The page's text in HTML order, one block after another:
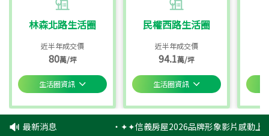
林森北路生活圈
近半年成交價
80萬/坪
生活圈資訊
民權西路生活圈
近半年成交價
94.1萬/坪
生活圈資訊
最新消息 ‧✦✦信義房屋2026品牌形象影片感動上